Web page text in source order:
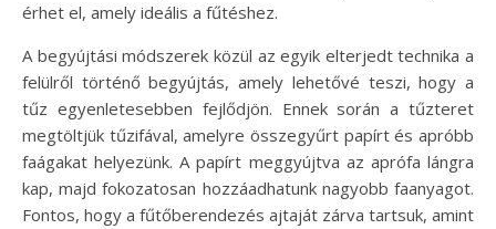
érhet el, amely ideális a fűtéshez.
A begyújtási módszerek közül az egyik elterjedt technika a
felülről történő begyújtás, amely lehetővé teszi, hogy a
tűz egyenletesebben fejlődjön. Ennek során a tűzteret
megtöltjük tűzifával, amelyre összegyűrt papírt és apróbb
faágakat helyezünk. A papírt meggyújtva az aprófa lángra
kap, majd fokozatosan hozzáadhatunk nagyobb faanyagot.
Fontos, hogy a fűtőberendezés ajtaját zárva tartsuk, amint